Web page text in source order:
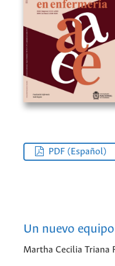
PDF (Español)
Un nuevo
Martha Cecilia Triana